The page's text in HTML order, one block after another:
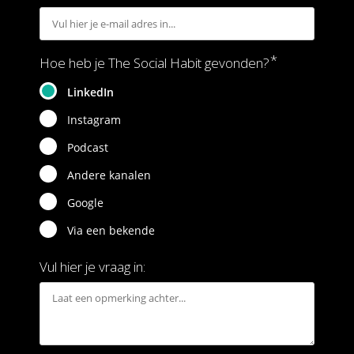
Hoe heb je The Social Habit gevonden?*
LinkedIn
Instagram
Podcast
Andere kanalen
Google
Via een bekende
Vul hier je vraag in: